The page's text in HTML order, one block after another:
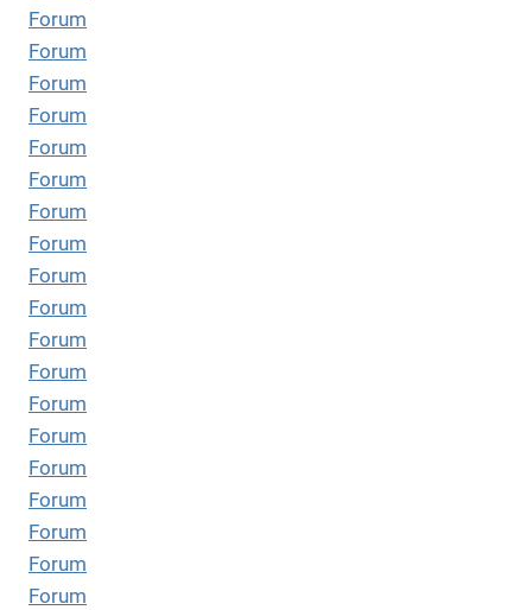
Forum
Forum
Forum
Forum
Forum
Forum
Forum
Forum
Forum
Forum
Forum
Forum
Forum
Forum
Forum
Forum
Forum
Forum
Forum